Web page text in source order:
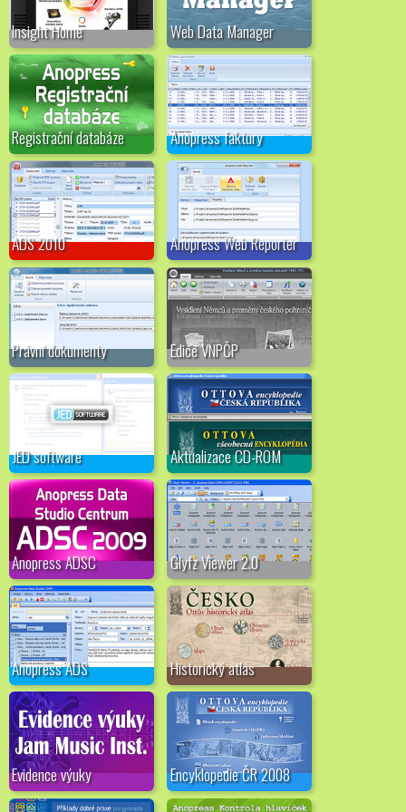
Insight Home Web Data Manager
Registrační databáze Anopress faktury
ADS 2010 Anopress Web Reporter
Právní dokumenty Edice VNPČP
JED software Aktualizace CD-ROM
Anopress ADSC Glyfz Viewer 2.0
Anopress ADS Historický atlas
Evidence výuky Encyklopedie ČR 2008